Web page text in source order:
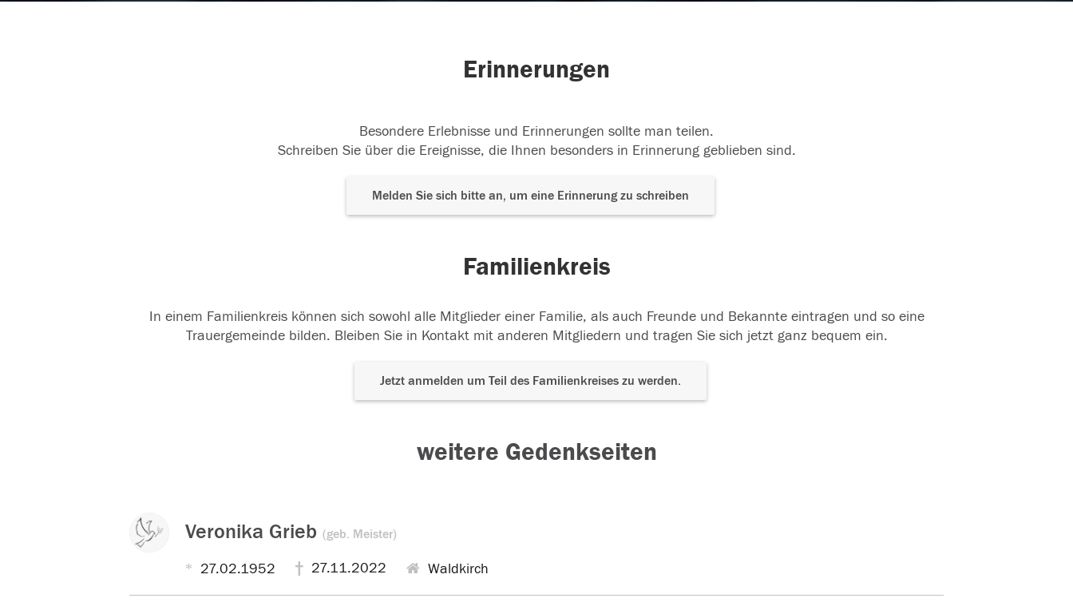
Erinnerungen
Besondere Erlebnisse und Erinnerungen sollte man teilen.
Schreiben Sie über die Ereignisse, die Ihnen besonders in Erinnerung geblieben sind.
Melden Sie sich bitte an, um eine Erinnerung zu schreiben
Familienkreis
In einem Familienkreis können sich sowohl alle Mitglieder einer Familie, als auch Freunde und Bekannte eintragen und so eine
Trauergemeinde bilden. Bleiben Sie in Kontakt mit anderen Mitgliedern und tragen Sie sich jetzt ganz bequem ein.
Jetzt anmelden um Teil des Familienkreises zu werden.
weitere Gedenkseiten
Veronika Grieb (geb. Meister)
27.02.1952 27.11.2022 Waldkirch